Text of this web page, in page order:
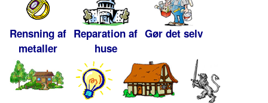
Rensning af
metaller
Reparation af
huse
Gør det selv